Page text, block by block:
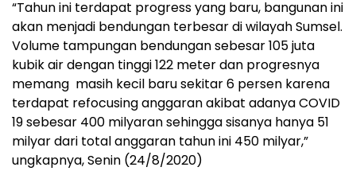
“Tahun ini terdapat progress yang baru, bangunan ini
akan menjadi bendungan terbesar di wilayah Sumsel.
Volume tampungan bendungan sebesar 105 juta
kubik air dengan tinggi 122 meter dan progresnya
memang masih kecil baru sekitar 6 persen karena
terdapat refocusing anggaran akibat adanya COVID
19 sebesar 400 milyaran sehingga sisanya hanya 51
milyar dari total anggaran tahun ini 450 milyar,”
ungkapnya, Senin (24/8/2020)